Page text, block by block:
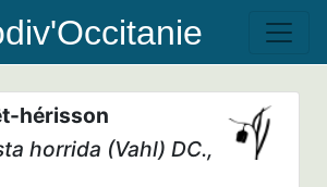
hérisson
horrida (Vahl) DC.,